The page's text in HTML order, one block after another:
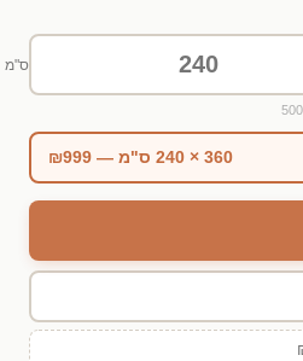
ס"מ
360 × 240 ס"מ — ₪999